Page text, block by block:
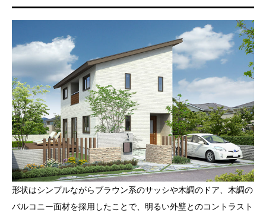
形状はシンプルながらブラウン系のサッシや木調のドア、木調の
バルコニー面材を採用したことで、明るい外壁とのコントラスト